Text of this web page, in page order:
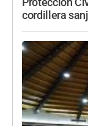
cordillera